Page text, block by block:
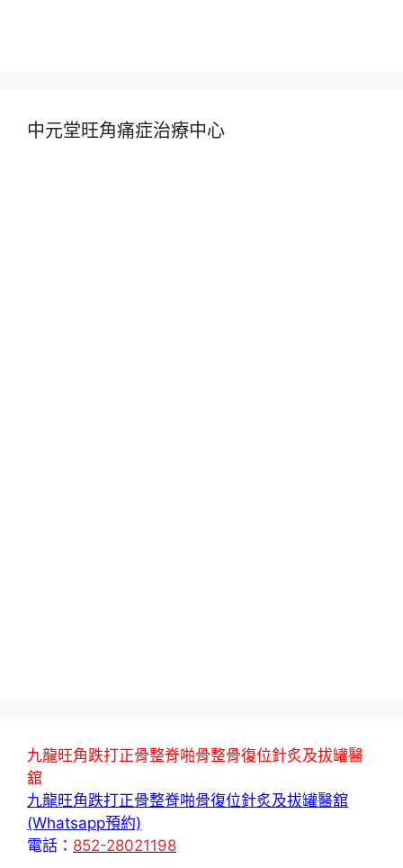
中元堂旺角痛症治療中心
九龍旺角跌打正骨整脊啪骨整骨復位針炙及拔罐醫
舘
九龍旺角跌打正骨整脊啪骨復位針炙及拔罐醫舘
(Whatsapp預約)
電話： 852-28021198